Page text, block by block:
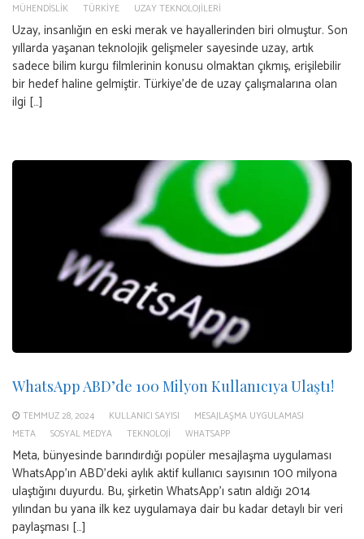
MÜHENDISLIK
TÜRKIYE UZAY TEKNOLOJILERI
Uzay, insanlığın en eski merak ve hayallerinden biri olmuştur. Son
yıllarda yaşanan teknolojik gelişmeler sayesinde uzay, artık
sadece bilim kurgu filmlerinin konusu olmaktan çıkmış, erişilebilir
bir hedef haline gelmiştir. Türkiye’de de uzay çalışmalarına olan
ilgi […]
WhatsApp ABD’de 100 Milyon Kullanıcıya Ulaştı!
TEMMUZ 28, 2024 KULLANICI SAYISI
MESAJLAŞMA UYGULAMASI
META
SOSYAL MEDYA TEKNOLOJI WHATSAPP
Meta, bünyesinde barındırdığı popüler mesajlaşma uygulaması
WhatsApp’ın ABD’deki aylık aktif kullanıcı sayısının 100 milyona
ulaştığını duyurdu. Bu, şirketin WhatsApp’ı satın aldığı 2014
yılından bu yana ilk kez uygulamaya dair bu kadar detaylı bir veri
paylaşması […]